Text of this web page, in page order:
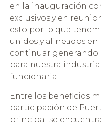
en la inauguración
exclusivos y en
esto por lo que
unidos y alineados
continuar generando
para nuestra
funcionaria.
Entre los beneficios
participación de
principal se